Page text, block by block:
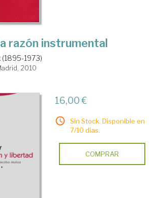
razón instrumental
(1895-1973)
2010
16,00 €
Sin Stock. Disponible en
7/10 días.
COMPRAR